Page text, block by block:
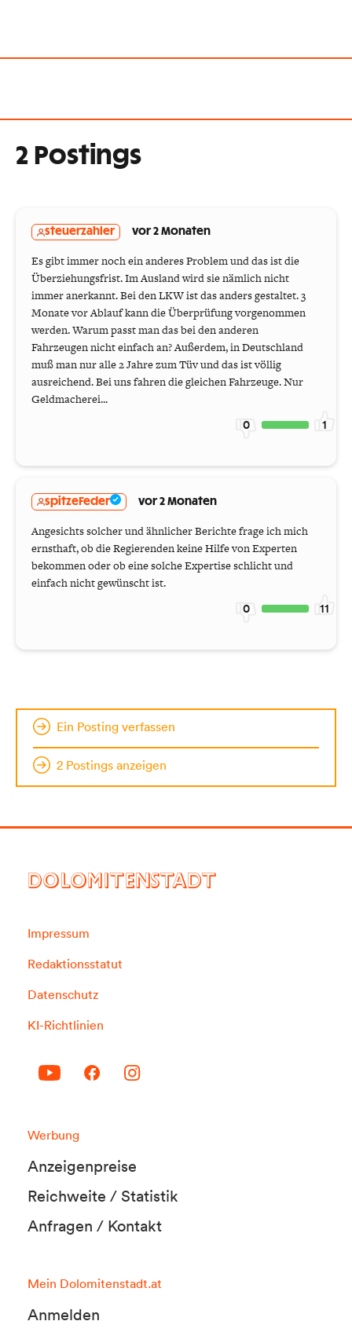
2 Postings
steuerzahler vor 2 Monaten
Es gibt immer noch ein anderes Problem und das ist die
Überziehungsfrist. Im Ausland wird sie nämlich nicht
immer anerkannt. Bei den LKW ist das anders gestaltet. 3
Monate vor Ablauf kann die Überprüfung vorgenommen
werden. Warum passt man das bei den anderen
Fahrzeugen nicht einfach an? Außerdem, in Deutschland
muß man nur alle 2 Jahre zum Tüv und das ist völlig
ausreichend. Bei uns fahren die gleichen Fahrzeuge. Nur
Geldmacherei...
0 1
spitzeFeder vor 2 Monaten
Angesichts solcher und ähnlicher Berichte frage ich mich
ernsthaft, ob die Regierenden keine Hilfe von Experten
bekommen oder ob eine solche Expertise schlicht und
einfach nicht gewünscht ist.
0 11
Ein Posting verfassen
2 Postings anzeigen
DOLOMITENSTADT
Impressum
Redaktionsstatut
Datenschutz
KI-Richtlinien
Werbung
Anzeigenpreise
Reichweite / Statistik
Anfragen / Kontakt
Mein Dolomitenstadt.at
Anmelden